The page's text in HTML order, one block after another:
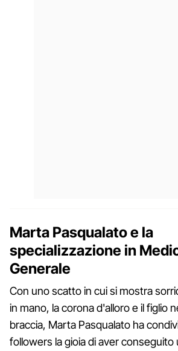
Marta Pasqualato e la
specializzazione in
Generale
Con uno scatto in cui si mostra
in mano, la corona d'alloro e il figlio
braccia, Marta Pasqualato ha
followers la gioia di aver conseguito